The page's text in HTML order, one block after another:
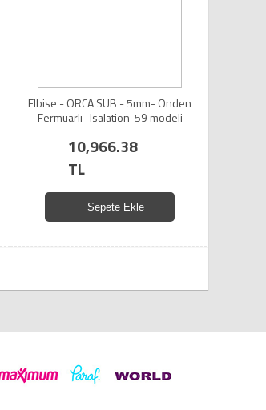
Elbise - ORCA SUB - 5mm- Önden
Fermuarlı- Isalation-59 modeli
10,966.38
TL
Sepete Ekle